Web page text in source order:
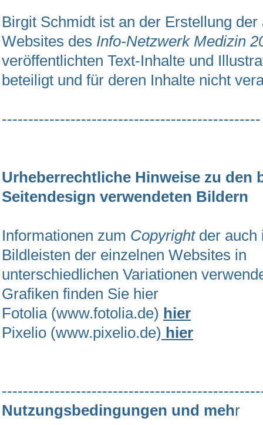
Birgit Schmidt ist an der Erstellung der
Websites des Info-Netzwerk Medizin
veröffentlichten Text-Inhalte und
beteiligt und für deren Inhalte nicht
-------------------------------------------------
Urheberrechtliche Hinweise zu den
Seitendesign verwendeten Bildern
Informationen zum Copyrightder auch
Bildleisten der einzelnen Websites in
unterschiedlichen Variationen
Grafiken finden Sie hier
Fotolia (www.fotolia.de) hier
Pixelio (www.pixelio.de) hier
Nutzungsbedingungen und mehr